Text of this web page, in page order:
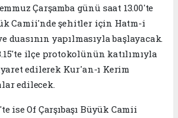
Çarşamba günü saat 13.00'te
Camii'nde şehitler için Hatm-i
duasının yapılmasıyla başlayacak.
ilçe protokolünün katılımıyla
edilerek Kur'an-ı Kerim
edilecek.
ise Of Çarşıbaşı Büyük Camii